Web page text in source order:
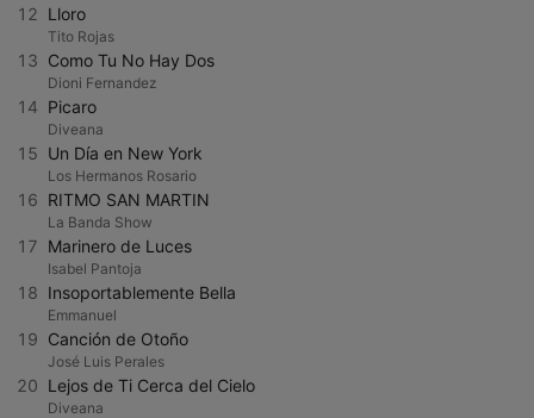
12 Lloro
Tito Rojas
13 Como Tu No Hay Dos
Dioni Fernandez
14 Picaro
Diveana
15 Un Día en New York
Los Hermanos Rosario
16 RITMO SAN MARTIN
La Banda Show
17 Marinero de Luces
Isabel Pantoja
18 Insoportablemente Bella
Emmanuel
19 Canción de Otoño
José Luis Perales
20 Lejos de Ti Cerca del Cielo
Diveana